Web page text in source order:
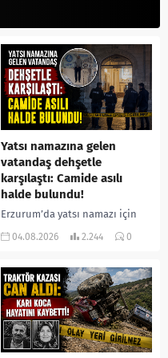
Yatsı namazına gelen
vatandaş dehşetle
karşılaştı: Camide asılı
halde bulundu!
Erzurum’da yatsı namazı için
camiye gelen bir vatandaş,
yerine sevk edilen...
04.08.2026 2.244 0